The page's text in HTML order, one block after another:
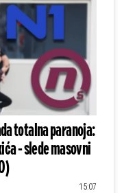
totalna paranoja:
- slede masovni
15:07